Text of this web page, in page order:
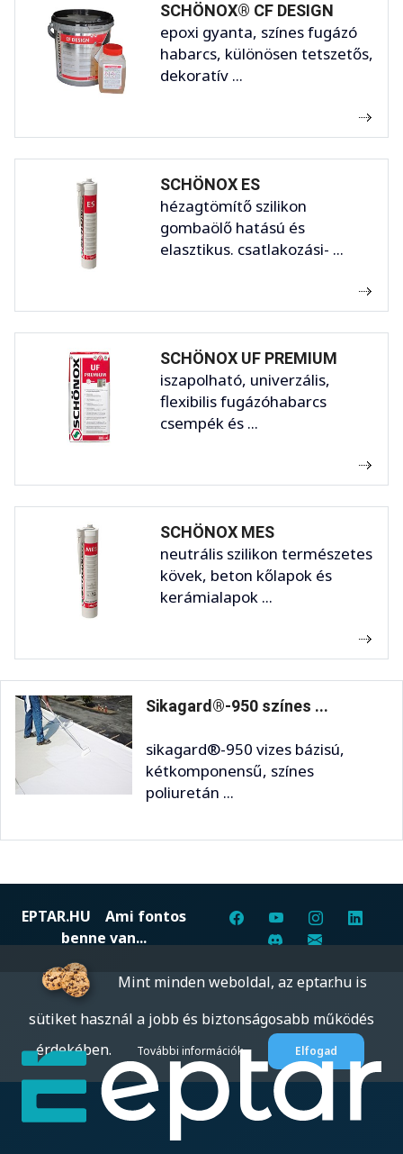
SCHÖNOX® CF DESIGN
epoxi gyanta, színes fugázó
habarcs, különösen tetszetős,
dekoratív ...
SCHÖNOX ES
hézagtömítő szilikon
gombaölő hatású és
elasztikus. csatlakozási- ...
SCHÖNOX UF PREMIUM
iszapolható, univerzális,
flexibilis fugázóhabarcs
csempék és ...
SCHÖNOX MES
neutrális szilikon természetes
kövek, beton kőlapok és
kerámialapok ...
Sikagard®-950 színes ...
sikagard®-950 vizes bázisú,
kétkomponensű, színes
poliuretán ...
EPTAR.HU Ami fontos
benne van...
Mint minden weboldal, az eptar.hu is
sütiket használ a jobb és biztonságosabb működés
érdekében.
További információk Elfogad